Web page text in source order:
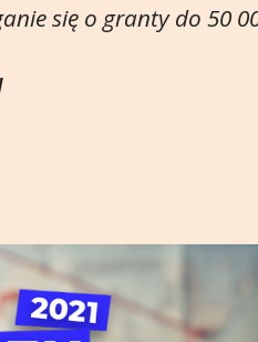
się o granty do 50